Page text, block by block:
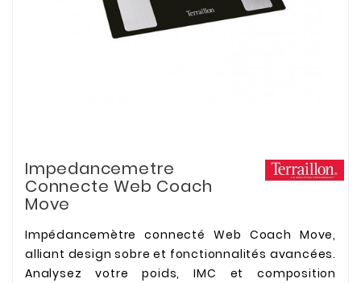
Impedancemetre
Connecte Web Coach
Move
Impédancemètre connecté Web Coach Move,
alliant design sobre et fonctionnalités avancées.
Analysez votre poids, IMC et composition